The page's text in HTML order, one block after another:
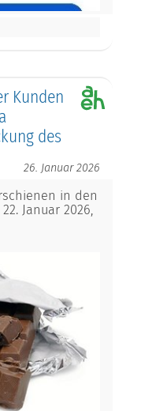
Kunden
des
26. Januar 2026
in den
Januar 2026,